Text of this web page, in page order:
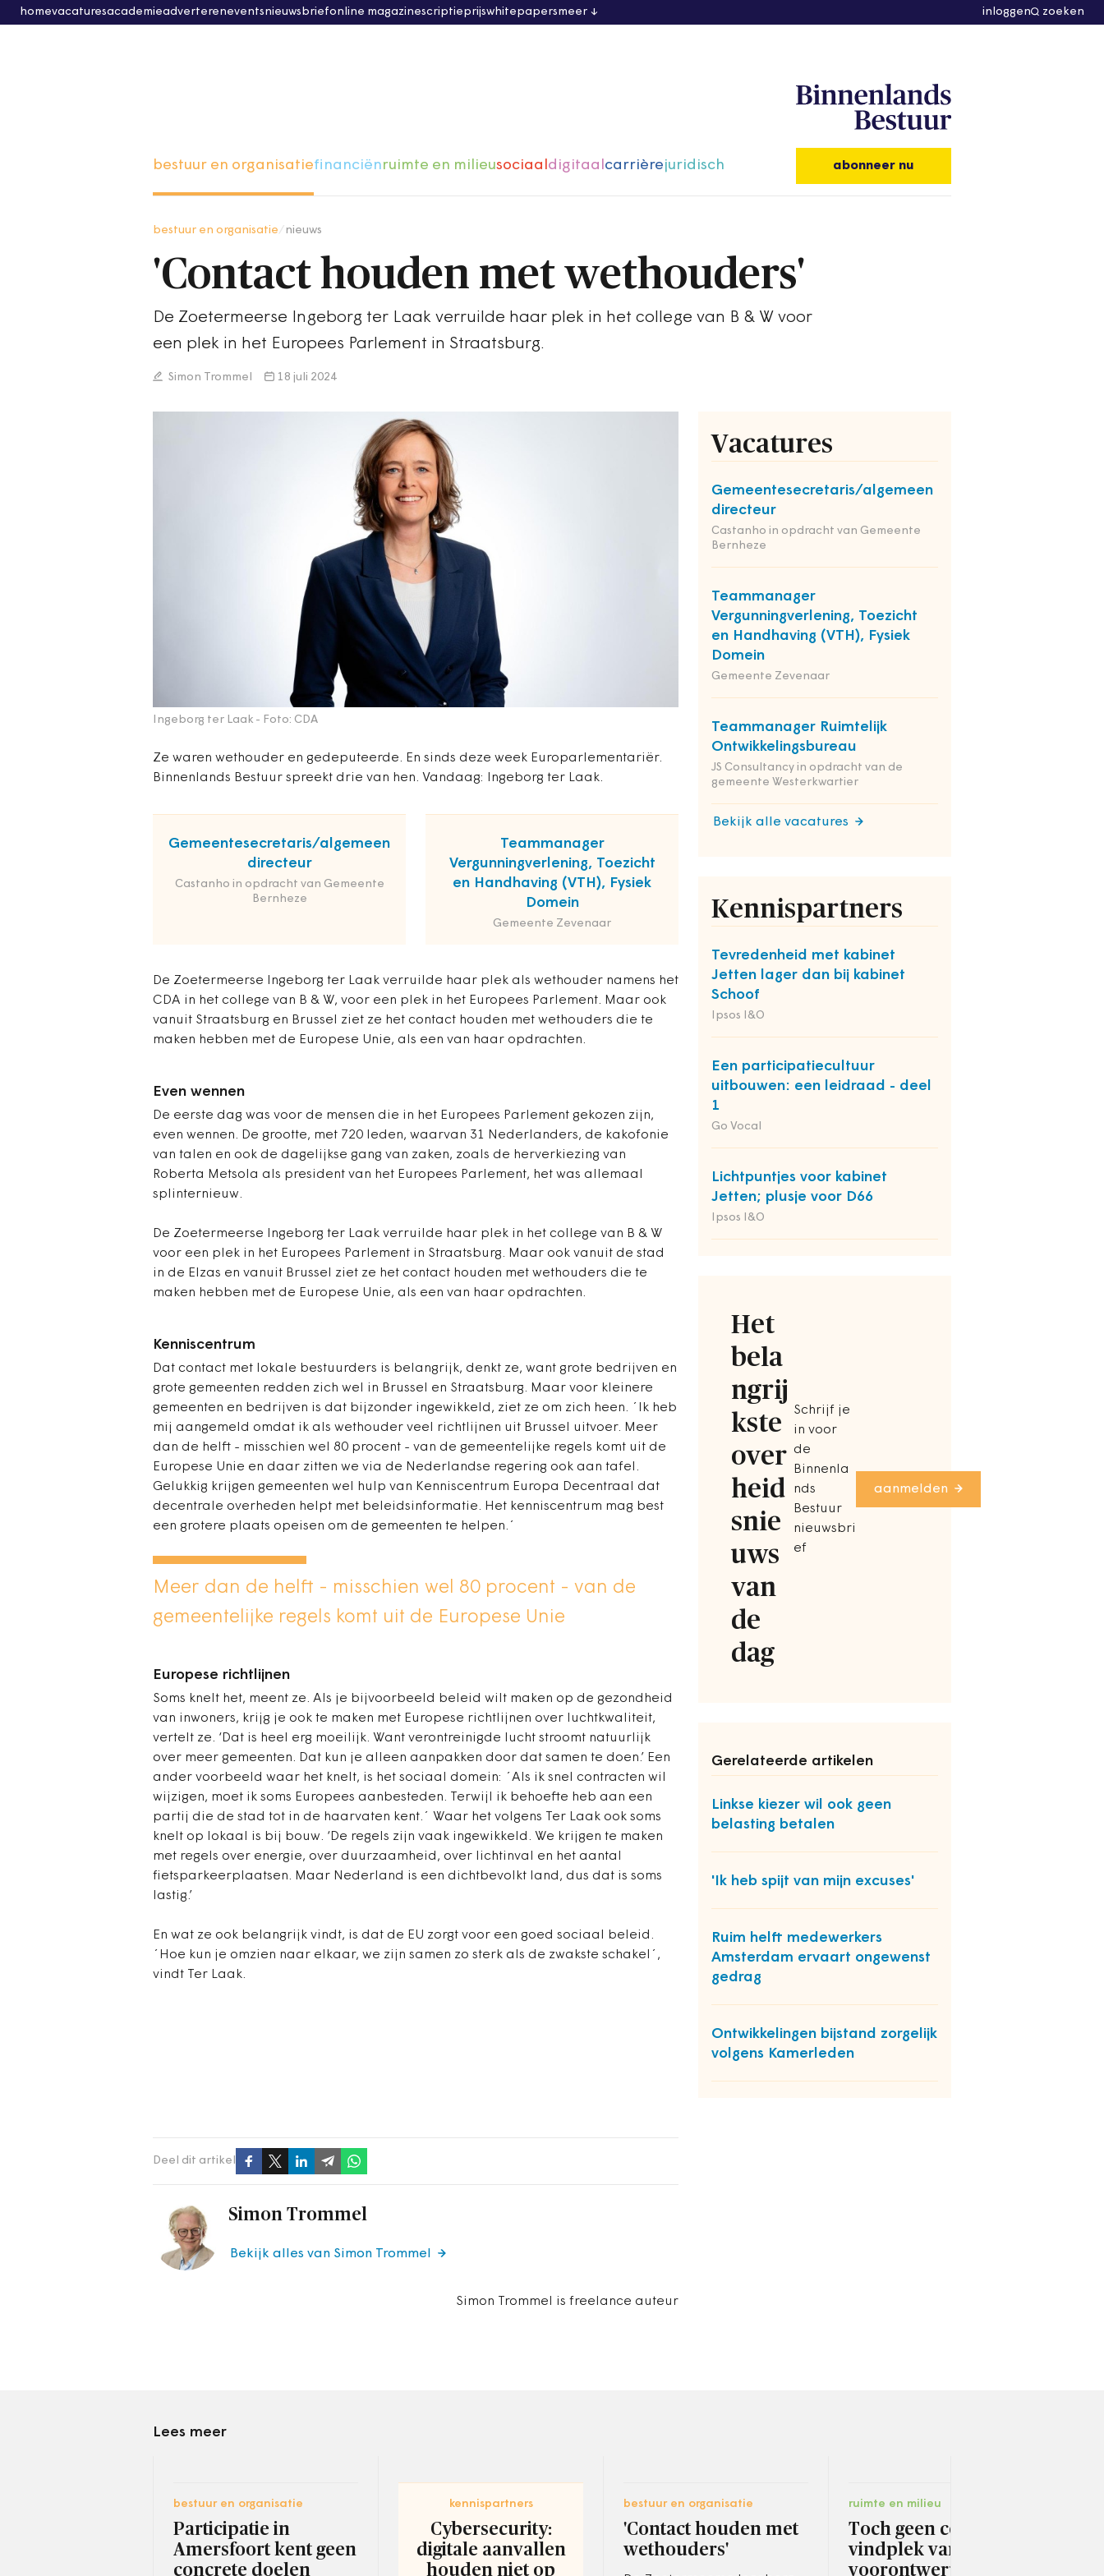
homevacaturesacademieadvertereneventsnieuwsbriefonline magazinescriptieprijswhitepapersmeer inloggen zoeken
bestuur en organisatiefinanciënruimte en milieusociaaldigitaalcarrièrejuridisch abonneer nu
bestuur en organisatie nieuws
'Contact houden met wethouders'
De Zoetermeerse Ingeborg ter Laak verruilde haar plek in het college van B & W voor
een plek in het Europees Parlement in Straatsburg.
Simon Trommel 18 juli 2024
Ingeborg ter Laak - Foto: CDA
Ze waren wethouder en gedeputeerde. En sinds deze week Europarlementariër.
Binnenlands Bestuur spreekt drie van hen. Vandaag: Ingeborg ter Laak.
Gemeentesecretaris/algemeen
directeur
Castanho in opdracht van Gemeente
Bernheze
Teammanager
Vergunningverlening, Toezicht
en Handhaving (VTH), Fysiek
Domein
Gemeente Zevenaar
De Zoetermeerse Ingeborg ter Laak verruilde haar plek als wethouder namens het
CDA in het college van B & W, voor een plek in het Europees Parlement. Maar ook
vanuit Straatsburg en Brussel ziet ze het contact houden met wethouders die te
maken hebben met de Europese Unie, als een van haar opdrachten.
Vacatures
Gemeentesecretaris/algemeen
directeur
Castanho in opdracht van Gemeente
Bernheze
Teammanager
Vergunningverlening, Toezicht
en Handhaving (VTH), Fysiek
Domein
Gemeente Zevenaar
Teammanager Ruimtelijk
Ontwikkelingsbureau
JS Consultancy in opdracht van de
gemeente Westerkwartier
Bekijk alle vacatures
Kennispartners
Tevredenheid met kabinet
Jetten lager dan bij kabinet
Schoof
Ipsos I&O
Een participatiecultuur
uitbouwen: een leidraad - deel
1
Go Vocal
Lichtpuntjes voor kabinet
Jetten; plusje voor D66
Ipsos I&O
Het
bela
ngrij
kste
over
heid
snie
uws
van
de
dag
Schrijf je
in voor
de
Binnenla
nds
Bestuur
nieuwsbri
ef
aanmelden
Gerelateerde artikelen
Linkse kiezer wil ook geen
belasting betalen
'Ik heb spijt van mijn excuses'
Ruim helft medewerkers
Amsterdam ervaart ongewenst
gedrag
Ontwikkelingen bijstand zorgelijk
volgens Kamerleden
Even wennen
De eerste dag was voor de mensen die in het Europees Parlement gekozen zijn,
even wennen. De grootte, met 720 leden, waarvan 31 Nederlanders, de kakofonie
van talen en ook de dagelijkse gang van zaken, zoals de herverkiezing van
Roberta Metsola als president van het Europees Parlement, het was allemaal
splinternieuw.
De Zoetermeerse Ingeborg ter Laak verruilde haar plek in het college van B & W
voor een plek in het Europees Parlement in Straatsburg. Maar ook vanuit de stad
in de Elzas en vanuit Brussel ziet ze het contact houden met wethouders die te
maken hebben met de Europese Unie, als een van haar opdrachten.
Kenniscentrum
Dat contact met lokale bestuurders is belangrijk, denkt ze, want grote bedrijven en
grote gemeenten redden zich wel in Brussel en Straatsburg. Maar voor kleinere
gemeenten en bedrijven is dat bijzonder ingewikkeld, ziet ze om zich heen. ´Ik heb
mij aangemeld omdat ik als wethouder veel richtlijnen uit Brussel uitvoer. Meer
dan de helft - misschien wel 80 procent - van de gemeentelijke regels komt uit de
Europese Unie en daar zitten we via de Nederlandse regering ook aan tafel.
Gelukkig krijgen gemeenten wel hulp van Kenniscentrum Europa Decentraal dat
decentrale overheden helpt met beleidsinformatie. Het kenniscentrum mag best
een grotere plaats opeisen om de gemeenten te helpen.´
Meer dan de helft - misschien wel 80 procent - van de
gemeentelijke regels komt uit de Europese Unie
Europese richtlijnen
Soms knelt het, meent ze. Als je bijvoorbeeld beleid wilt maken op de gezondheid
van inwoners, krijg je ook te maken met Europese richtlijnen over luchtkwaliteit,
vertelt ze. ‘Dat is heel erg moeilijk. Want verontreinigde lucht stroomt natuurlijk
over meer gemeenten. Dat kun je alleen aanpakken door dat samen te doen.’ Een
ander voorbeeld waar het knelt, is het sociaal domein: ´Als ik snel contracten wil
wijzigen, moet ik soms Europees aanbesteden. Terwijl ik behoefte heb aan een
partij die de stad tot in de haarvaten kent.´ Waar het volgens Ter Laak ook soms
knelt op lokaal is bij bouw. ‘De regels zijn vaak ingewikkeld. We krijgen te maken
met regels over energie, over duurzaamheid, over lichtinval en het aantal
fietsparkeerplaatsen. Maar Nederland is een dichtbevolkt land, dus dat is soms
lastig.’
En wat ze ook belangrijk vindt, is dat de EU zorgt voor een goed sociaal beleid.
´Hoe kun je omzien naar elkaar, we zijn samen zo sterk als de zwakste schakel´,
vindt Ter Laak.
Deel dit artikel
Simon Trommel
Simon Trommel is freelance auteur
Bekijk alles van Simon Trommel
Lees meer
bestuur en organisatie
Participatie in
Amersfoort kent geen
concrete doelen
kennispartners
Cybersecurity:
digitale aanvallen
houden niet op
bestuur en organisatie
'Contact houden met
wethouders'
ruimte en milieu
Toch geen centrale
vindplek van
voorontwerpen